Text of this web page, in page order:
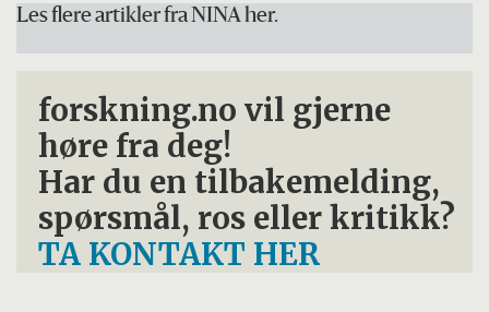
Les flere artikler fra NINA her.
forskning.no vil gjerne
høre fra deg!
Har du en tilbakemelding,
spørsmål, ros eller kritikk?
TA KONTAKT HER